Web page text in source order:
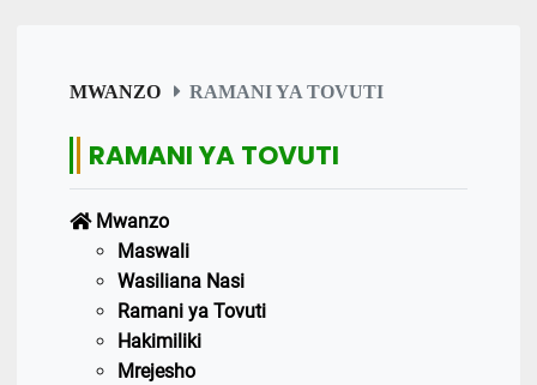
MWANZO RAMANI YA TOVUTI
RAMANI YA TOVUTI
Mwanzo
Maswali
Wasiliana Nasi
Ramani ya Tovuti
Hakimiliki
Mrejesho